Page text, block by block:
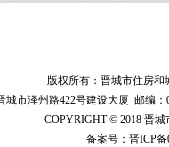
版权所有：晋城市住房
城市泽州路422号建设大厦 邮编：
COPYRIGHT © 2018 晋
备案号： 晋ICP备